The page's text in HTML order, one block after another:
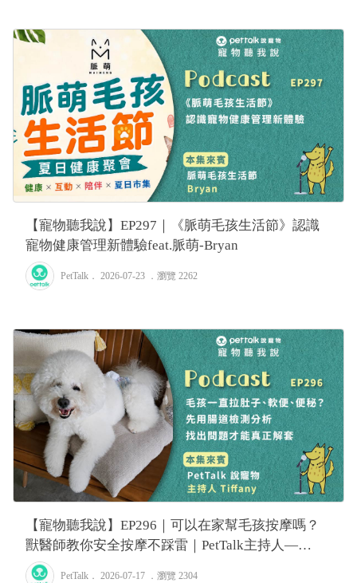
【寵物聽我說】EP297｜《脈萌毛孩生活節》認識
寵物健康管理新體驗feat.脈萌-Bryan
PetTalk ． 2026-07-23 ． 瀏覽 2262
【寵物聽我說】EP296｜可以在家幫毛孩按摩嗎？
獸醫師教你安全按摩不踩雷｜PetTalk主持人—
Tiffany
PetTalk ． 2026-07-17 ． 瀏覽 2304